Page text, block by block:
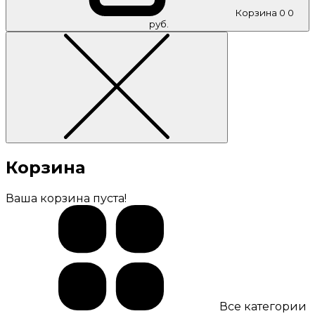
Корзина 0 0
руб.
Корзина
Ваша корзина пуста!
Все категории